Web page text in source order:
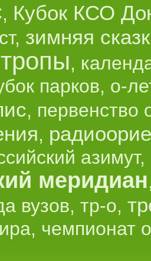
, Кубок КСО
, зимняя
,
парков, о-
, первенство
,
азимут,
меридиан
вузов, тр-о,
, чемпионат